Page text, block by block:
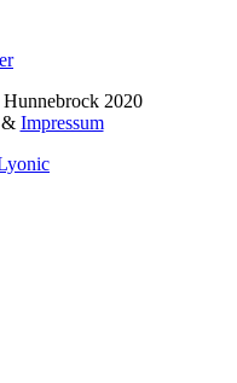
2020
Impressum